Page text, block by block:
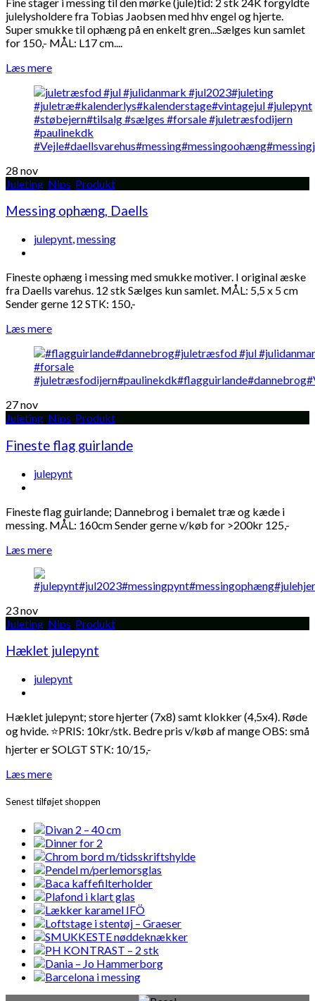
julelysholdere fra Tobias Jaobsen med hhv engel og hjerte.
Super smukke til ophæng på en enkelt gren...Sælges kun samlet
for 150,- MÅL: L17 cm....
Læs mere
28 nov
Juleting Nips Produkt
Messing ophæng, Daells
julepynt,messing
Fineste ophæng i messing med smukke motiver. I original æske
fra Daells varehus. 12 stk Sælges kun samlet. MÅL: 5,5 x 5 cm
Sender gerne 12 STK: 150,-
Læs mere
27nov
Juleting Nips Produkt
Fineste flag guirlande
julepynt
Fineste flag guirlande; Dannebrog i bemalet træ og kæde i
messing. MÅL: 160cm Sender gerne v/køb for >200kr 125,-
Læs mere
23nov
Juleting Nips Produkt
Hæklet julepynt
julepynt
Hæklet julepynt; store hjerter (7x8) samt klokker (4,5x4). Røde
og hvide. ⭐️PRIS: 10kr/stk. Bedre pris v/køb af mange OBS: små
hjerter er SOLGT STK: 10/15,-
Læs mere
Senest tilføjet shoppen